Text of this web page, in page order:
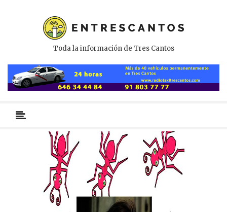
Toda la información de Tres Cantos
primario